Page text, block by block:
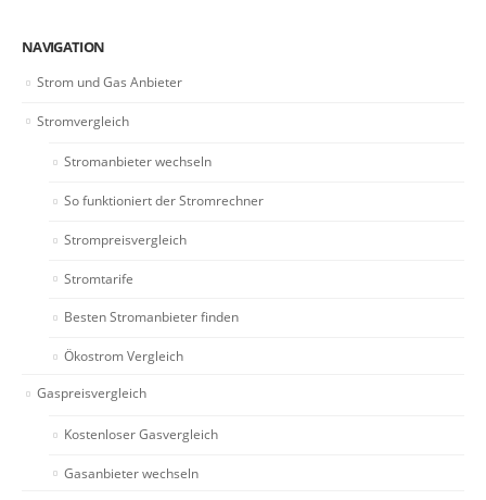
NAVIGATION
Strom und Gas Anbieter
Stromvergleich
Stromanbieter wechseln
So funktioniert der Stromrechner
Strompreisvergleich
Stromtarife
Besten Stromanbieter finden
Ökostrom Vergleich
Gaspreisvergleich
Kostenloser Gasvergleich
Gasanbieter wechseln